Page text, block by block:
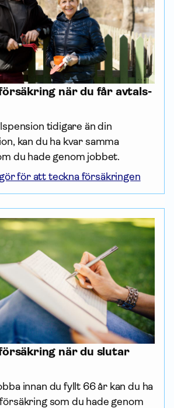
när du får avtals­
tidigare än din
kan du ha kvar samma
du hade genom jobbet.
för att teckna försäkringen
när du slutar
innan du fyllt 66 år kan du ha
som du hade genom